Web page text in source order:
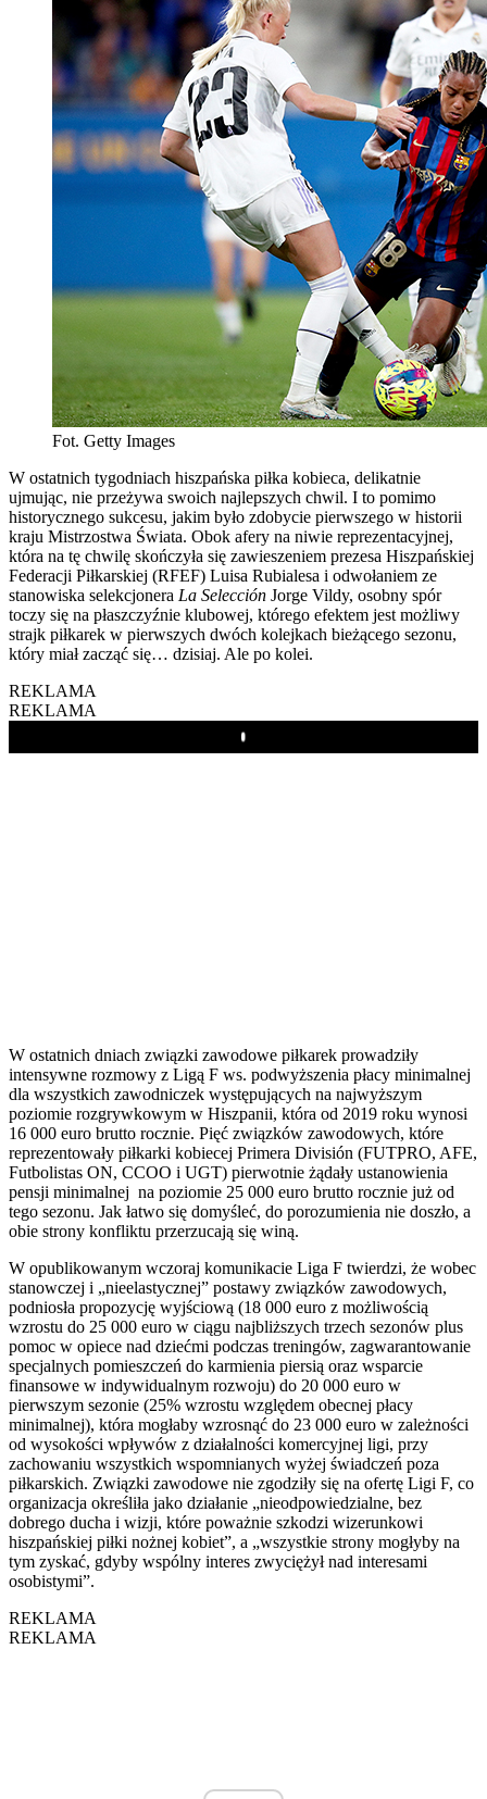
Fot. Getty Images
W ostatnich tygodniach hiszpańska piłka kobieca, delikatnie
ujmując, nie przeżywa swoich najlepszych chwil. I to pomimo
historycznego sukcesu, jakim było zdobycie pierwszego w historii
kraju Mistrzostwa Świata. Obok afery na niwie reprezentacyjnej,
która na tę chwilę skończyła się zawieszeniem prezesa Hiszpańskiej
Federacji Piłkarskiej (RFEF) Luisa Rubialesa i odwołaniem ze
stanowiska selekcjonera La Selección Jorge Vildy, osobny spór
toczy się na płaszczyźnie klubowej, którego efektem jest możliwy
strajk piłkarek w pierwszych dwóch kolejkach bieżącego sezonu,
który miał zacząć się… dzisiaj. Ale po kolei.
REKLAMA
REKLAMA
Play
W ostatnich dniach związki zawodowe piłkarek prowadziły
intensywne rozmowy z Ligą F ws. podwyższenia płacy minimalnej
dla wszystkich zawodniczek występujących na najwyższym
poziomie rozgrywkowym w Hiszpanii, która od 2019 roku wynosi
16 000 euro brutto rocznie. Pięć związków zawodowych, które
reprezentowały piłkarki kobiecej Primera División (FUTPRO, AFE,
Futbolistas ON, CCOO i UGT) pierwotnie żądały ustanowienia
pensji minimalnej na poziomie 25 000 euro brutto rocznie już od
tego sezonu. Jak łatwo się domyśleć, do porozumienia nie doszło, a
obie strony konfliktu przerzucają się winą.
W opublikowanym wczoraj komunikacie Liga F twierdzi, że wobec
stanowczej i „nieelastycznej” postawy związków zawodowych,
podniosła propozycję wyjściową (18 000 euro z możliwością
wzrostu do 25 000 euro w ciągu najbliższych trzech sezonów plus
pomoc w opiece nad dziećmi podczas treningów, zagwarantowanie
specjalnych pomieszczeń do karmienia piersią oraz wsparcie
finansowe w indywidualnym rozwoju) do 20 000 euro w
pierwszym sezonie (25% wzrostu względem obecnej płacy
minimalnej), która mogłaby wzrosnąć do 23 000 euro w zależności
od wysokości wpływów z działalności komercyjnej ligi, przy
zachowaniu wszystkich wspomnianych wyżej świadczeń poza
piłkarskich. Związki zawodowe nie zgodziły się na ofertę Ligi F, co
organizacja określiła jako działanie „nieodpowiedzialne, bez
dobrego ducha i wizji, które poważnie szkodzi wizerunkowi
hiszpańskiej piłki nożnej kobiet”, a „wszystkie strony mogłyby na
tym zyskać, gdyby wspólny interes zwyciężył nad interesami
osobistymi”.
REKLAMA
REKLAMA